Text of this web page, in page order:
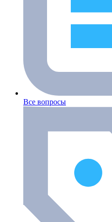
Все вопросы